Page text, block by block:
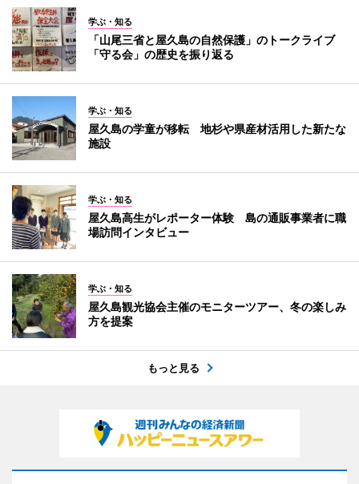
学ぶ・知る
「山尾三省と屋久島の自然保護」のトークライブ
「守る会」の歴史を振り返る
学ぶ・知る
屋久島の学童が移転 地杉や県産材活用した新たな
施設
学ぶ・知る
屋久島高生がレポーター体験 島の通販事業者に職
場訪問インタビュー
学ぶ・知る
屋久島観光協会主催のモニターツアー、冬の楽しみ
方を提案
もっと見る